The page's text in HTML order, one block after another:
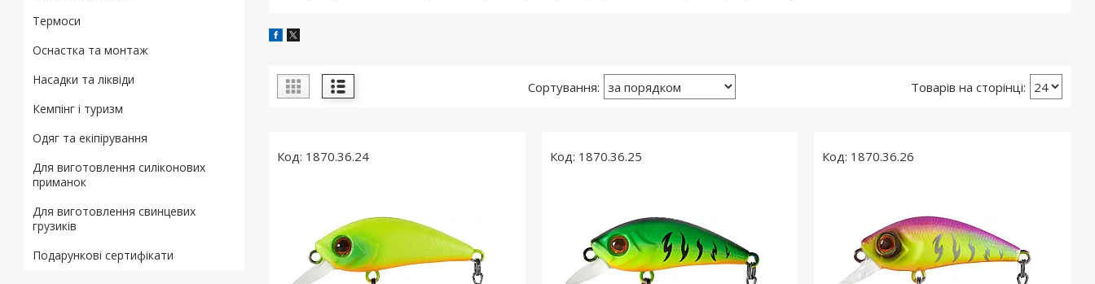
1870.36.24 1870.36.25 1870.36.26
Термоси
Оснастка та монтаж
Насадки та ліквіди
Кемпінг і туризм
Одяг та екіпірування
Для виготовлення силіконових
приманок
Для виготовлення свинцевих
грузиків
Подарункові сертифікати